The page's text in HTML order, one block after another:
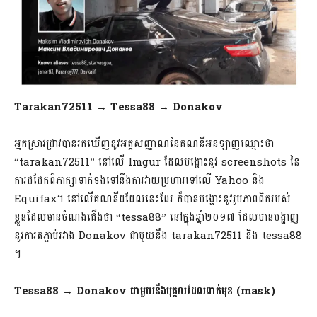
Tarakan72511 → Tessa88 → Donakov
អ្នកស្រាវជ្រាវបានរកឃើញនូវអត្តសញ្ញាណនៃគណនីអនឡាញឈ្មោះថា
“tarakan72511” នៅលើ Imgur ដែលបង្ហោះនូវ screenshots នៃ
ការជជែកពិភាក្សាទាក់ទងទៅនឹងការវាយប្រហារទៅលើ Yahoo និង
Equifax។ នៅលើគណនីដដែលនេះដែរ ក៏បានបង្ហោះនូវរូបភាពពិតរបស់
ខ្លួនដែលមានចំណងជើងថា “tessa88” នៅក្នុងឆ្នាំ២០១៧​ ដែលបានបង្ហាញ
នូវការតភ្ជាប់រវាង Donakov ជាមួយនឹង tarakan72511 និង tessa88
។
Tessa88 → Donakov ជាមួយនឹងបុគ្គលដែលពាក់មុខ (mask)